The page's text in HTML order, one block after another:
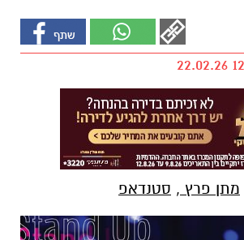
מתן פרץ , סטנדאפ